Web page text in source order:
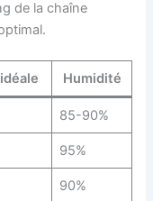
de la chaîne
Humidité
85-90%
95%
90%